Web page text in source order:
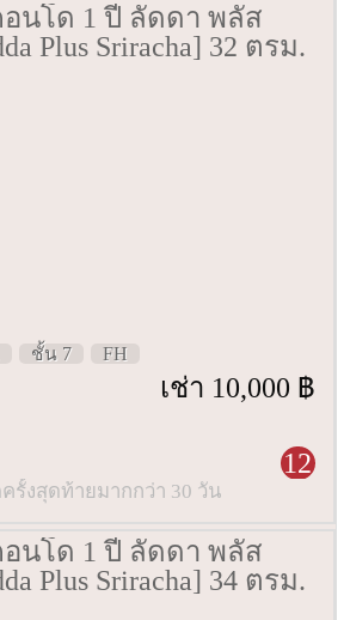
อนโด 1 ปี ลัดดา พลัส
Plus Sriracha] 32 ตรม.
ชั้น 7 FH
เช่า 10,000 ฿
12
รั้งสุดท้ายมากกว่า 30 วัน
อนโด 1 ปี ลัดดา พลัส
Plus Sriracha] 34 ตรม.